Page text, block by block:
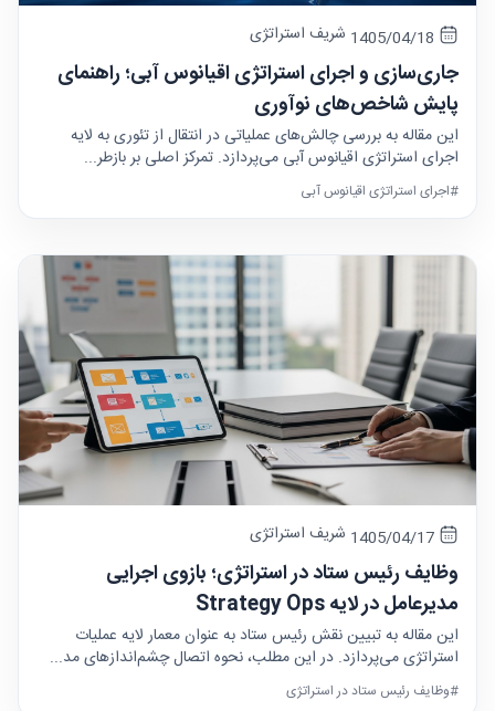
شریف استراتژی
جاری‌سازی و اجرای استراتژی اقیانوس آبی؛ راهنمای
پایش شاخص‌های نوآوری
این مقاله به بررسی چالش‌های عملیاتی در انتقال از تئوری به لایه
اجرای استراتژی اقیانوس آبی می‌پردازد. تمرکز اصلی بر بازطر...
#اجرای استراتژی اقیانوس آبی
شریف استراتژی
وظایف رئیس ستاد در استراتژی؛ بازوی اجرایی
مدیرعامل در لایه Strategy Ops
این مقاله به تبیین نقش رئیس ستاد به عنوان معمار لایه عملیات
استراتژی می‌پردازد. در این مطلب، نحوه اتصال چشم‌اندازهای مد...
#وظایف رئیس ستاد در استراتژی